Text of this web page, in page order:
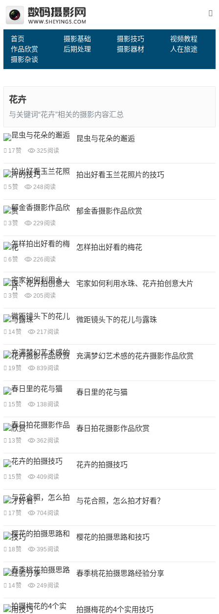
首页 摄影基础 摄影技巧
视频教程
作品欣赏
后期处理 摄影器材
人在旅途
摄影杂谈
花卉
与关键词“花卉”相关的摄影内容汇总
昆虫与花朵的邂逅
17 赞 325 阅读
拍出好看玉兰花照片的技巧
5 赞 248 阅读
郁金香摄影作品欣赏
3 赞 229 阅读
怎样拍出好看的梅花
6 赞 226 阅读
宅家如何利用水珠、花卉拍创意大片
3 赞 205 阅读
微距镜头下的花儿与露珠
14赞 217 阅读
充满梦幻艺术感的花卉摄影作品欣赏
19 赞 839 阅读
春日里的花与猫
15 赞 138 阅读
春日拍花摄影作品欣赏
13 赞 362 阅读
花卉的拍摄技巧
15 赞 409 阅读
与花合照，怎么拍才好看？
17 赞 704阅读
樱花的拍摄思路和技巧
18 赞 395 阅读
春季桃花拍摄思路经验分享
14赞 249 阅读
拍摄梅花的4个实用技巧